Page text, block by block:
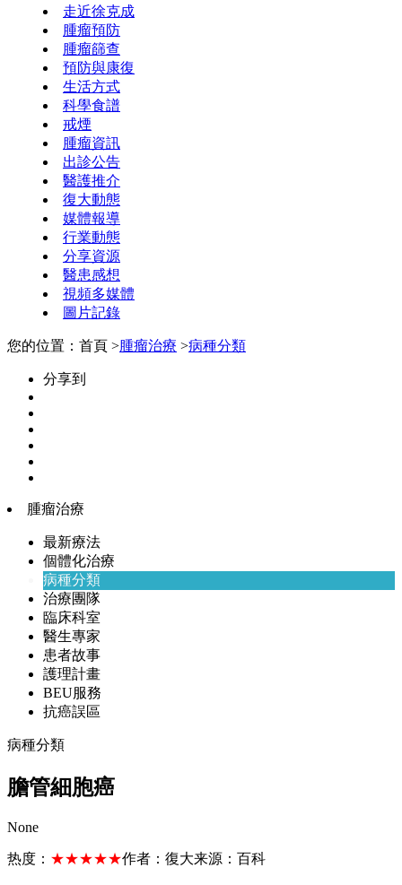
走近徐克成
腫瘤預防
腫瘤篩查
預防與康復
生活方式
科學食譜
戒煙
腫瘤資訊
出診公告
醫護推介
復大動態
媒體報導
行業動態
分享資源
醫患感想
視頻多媒體
圖片記錄
您的位置：首頁 >腫瘤治療 >病種分類
分享到
腫瘤治療
最新療法
個體化治療
病種分類
治療團隊
臨床科室
醫生專家
患者故事
護理計畫
BEU服務
抗癌誤區
病種分類
膽管細胞癌
None
热度： ★★★★★作者： 復大来源： 百科